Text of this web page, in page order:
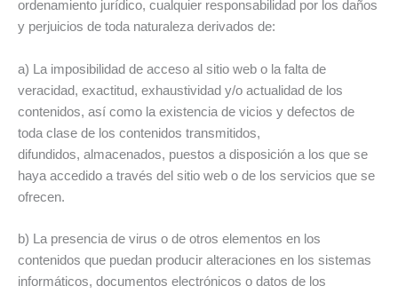
ordenamiento jurídico, cualquier responsabilidad por los daños
y perjuicios de toda naturaleza derivados de:
a) La imposibilidad de acceso al sitio web o la falta de
veracidad, exactitud, exhaustividad y/o actualidad de los
contenidos, así como la existencia de vicios y defectos de
toda clase de los contenidos transmitidos,
difundidos, almacenados, puestos a disposición a los que se
haya accedido a través del sitio web o de los servicios que se
ofrecen.
b) La presencia de virus o de otros elementos en los
contenidos que puedan producir alteraciones en los sistemas
informáticos, documentos electrónicos o datos de los